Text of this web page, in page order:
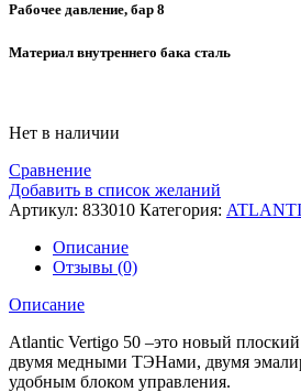
Рабочее давление, бар 8
Материал внутреннего бака сталь
Нет в наличии
Сравнение
Добавить в список желаний
Артикул: 833010 Категория:
Описание
Отзывы (0)
Описание
Atlantic Vertigo 50 –это новый плоский
двумя медными ТЭНами, двумя
удобным блоком управления.